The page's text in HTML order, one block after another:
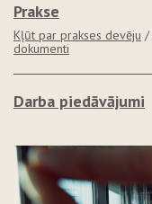
Prakse
Kļūt par prakses devēju /
dokumenti
Darba piedāvājumi